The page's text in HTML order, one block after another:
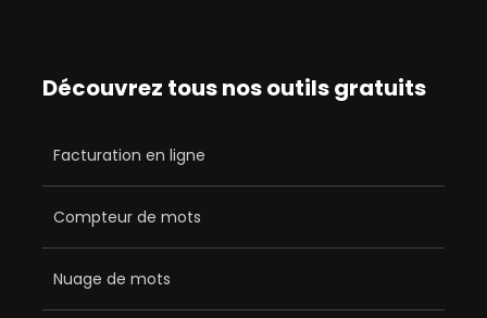
Découvrez tous nos outils gratuits
Facturation en ligne
Compteur de mots
Nuage de mots